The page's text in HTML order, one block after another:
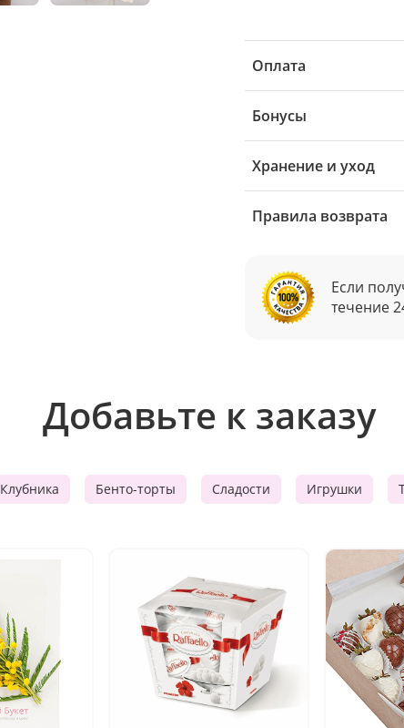
Оплата
Бонусы
Хранение и уход
Правила возврата
Если
течение
Добавьте к заказу
Клубника Бенто-торты Сладости Игрушки